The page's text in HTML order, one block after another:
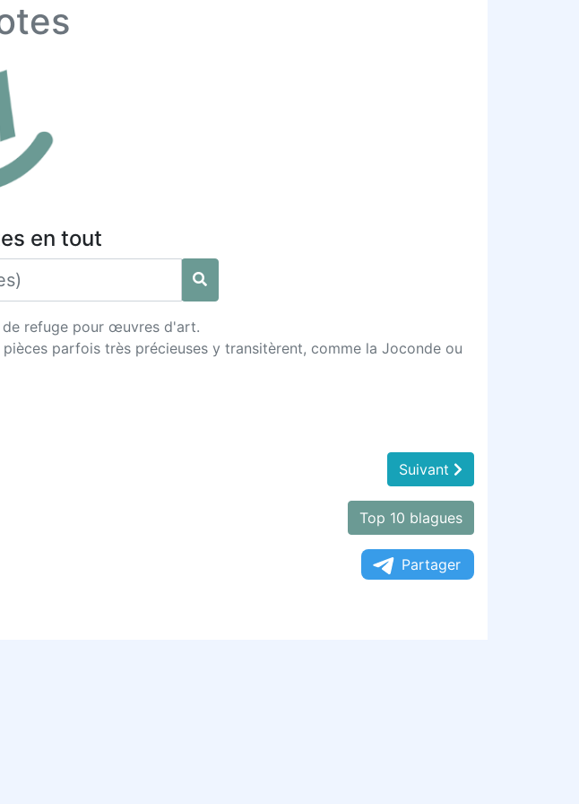
en tout
de refuge pour œuvres d'art.
parfois très précieuses y transitèrent, comme la Joconde ou
Suivant
Top 10 blagues
Partager